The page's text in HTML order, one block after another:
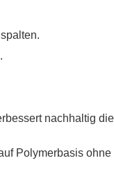
nachhaltig
Polymerbasis